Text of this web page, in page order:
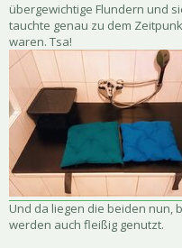
übergewichtige Flundern und
tauchte genau zu dem
waren. Tsa!
Und da liegen die beiden nun,
werden auch fleißig genutzt.